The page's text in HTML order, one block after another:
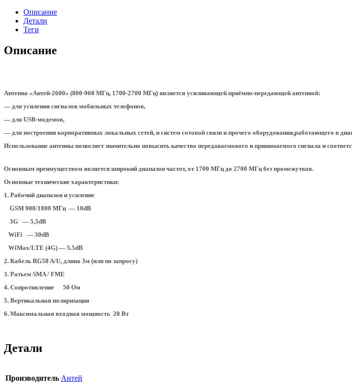
Описание
Детали
Теги
Описание
Антенна «Антей-2600» (800-960 МГц, 1700-2700 МГц) является усиливающей приёмно-передающей антенной:
— для усиления сигналов мобильных телефонов,
— для USB-модемов,
— для построения корпоративных локальных сетей, и систем сотовой связи и прочего оборудования,работающего в
Использование антенны позволяет значительно повысить качество передаваемового и принимаемого сигнала и
Основным преимуществом является широкий диапазон частот, от 1700 МГц до 2700 МГц без промежутков.
Основные технические характеристики:
1. Рабочий диапазон и усиление
GSM 900/1800 МГц — 10dB
3G — 5,5dB
WiFi — 30dB
WiMax/LTE (4G) — 5.5dB
2. Кабель RG58 A/U, длина 3м (или по запросу)
3. Разъем SMA / FME
4. Сопротивление 50 Ом
5. Вертикальная поляризация
6. Максимальная входная мощность 20 Вт
Детали
Производитель Антей